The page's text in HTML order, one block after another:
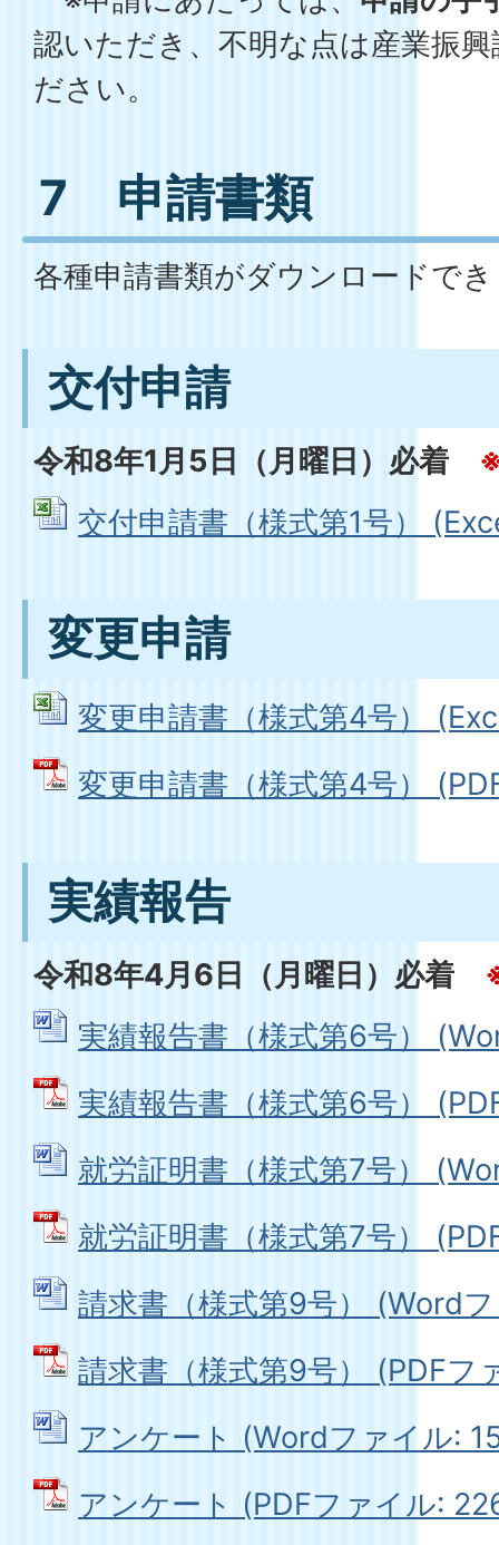
認いただき、不明な点は産業振
ださい。
7 申請書類
各種申請書類がダウンロードで
交付申請
令和8年1月5日（月曜日）必着
交付申請書（様式第1号）
変更申請
変更申請書（様式第4号）
変更申請書（様式第4号）
実績報告
令和8年4月6日（月曜日）必着
実績報告書（様式第6号）
実績報告書（様式第6号）
就労証明書（様式第7号）
就労証明書（様式第7号）
請求書（様式第9号） (Word
請求書（様式第9号） (PDFフ
アンケート (Wordファイル:
アンケート (PDFファイル: